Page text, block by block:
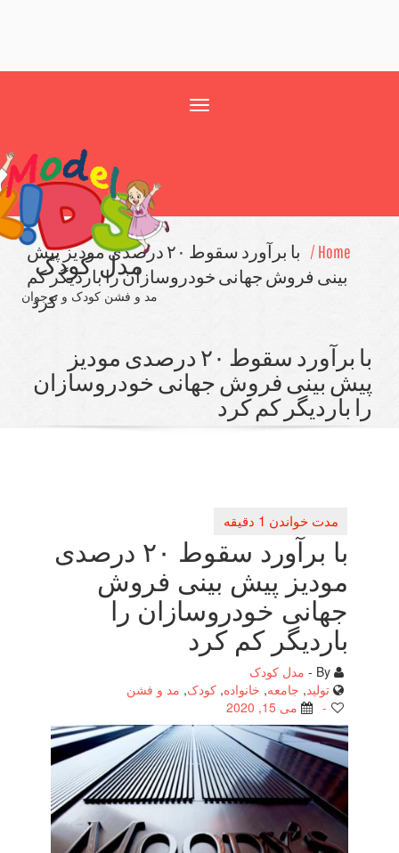
مدل کودک
مد و فشن کودک و نوجوان
با برآورد سقوط ۲۰ درصدی مودیز پیش
بینی فروش جهانی خودروسازان را باردیگر كم
كرد
با برآورد سقوط ۲۰ درصدی مودیز
بینی فروش جهانی خودروسازان
باردیگر كم كرد
با برآورد سقوط ۲۰ درصدی
مودیز پیش بینی فروش
جهانی خودروسازان را
باردیگر كم كرد
مدل کودک
جامعه,خانواده, کودک,مد و فشن
می 15, 2020